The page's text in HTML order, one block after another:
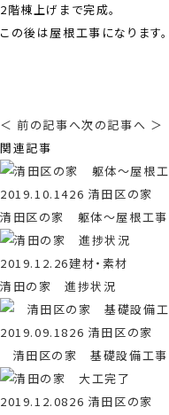
2階棟上げまで完成。
この後は屋根工事になります。
＜ 前の記事へ次の記事へ ＞
関連記事
2019.10.1426 清田区の家
清田区の家 躯体〜屋根工事
2019.12.26建材・素材
清田の家 進捗状況
2019.09.1826 清田区の家
清田区の家 基礎設備工事
2019.12.0826 清田区の家